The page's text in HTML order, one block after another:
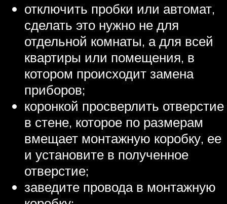
отключить пробки или автомат,
сделать это нужно не для
отдельной комнаты, а для всей
квартиры или помещения, в
котором происходит замена
приборов;
коронкой просверлить отверстие
в стене, которое по размерам
вмещает монтажную коробку, ее
и установите в полученное
отверстие;
заведите провода в монтажную